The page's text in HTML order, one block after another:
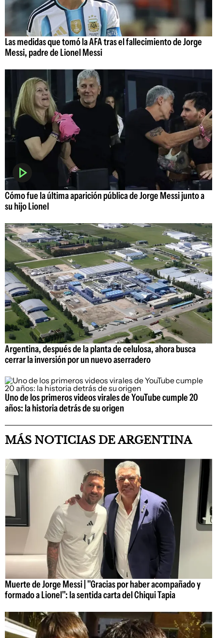
Las medidas que tomó la AFA tras el fallecimiento de Jorge
Messi, padre de Lionel Messi
Cómo fue la última aparición pública de Jorge Messi junto a
su hijo Lionel
Argentina, después de la planta de celulosa, ahora busca
cerrar la inversión por un nuevo aserradero
Uno de los primeros videos virales de YouTube cumple 20
años: la historia detrás de su origen
MÁS NOTICIAS DE ARGENTINA
Muerte de Jorge Messi | "Gracias por haber acompañado y
formado a Lionel": la sentida carta del Chiqui Tapia